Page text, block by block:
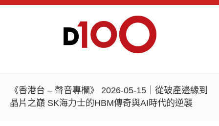
《香港台 – 聲音專欄》 2026-05-15｜從破產邊緣到
晶片之巔 SK海力士的HBM傳奇與AI時代的逆襲